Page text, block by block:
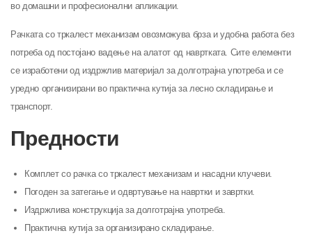
во домашни и професионални апликации.
Рачката со тркалест механизам овозможува брза и удобна работа без
потреба од постојано вадење на алатот од навртката. Сите елементи
се изработени од издржлив материјал за долготрајна употреба и се
уредно организирани во практична кутија за лесно складирање и
транспорт.
Предности
Комплет со рачка со тркалест механизам и насадни клучеви.
Погоден за затегање и одвртување на навртки и завртки.
Издржлива конструкција за долготрајна употреба.
Практична кутија за организирано складирање.